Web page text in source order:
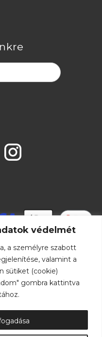
védelmét
a személyre szabott
valamint a
sütiket (cookie)
gombra kattintva